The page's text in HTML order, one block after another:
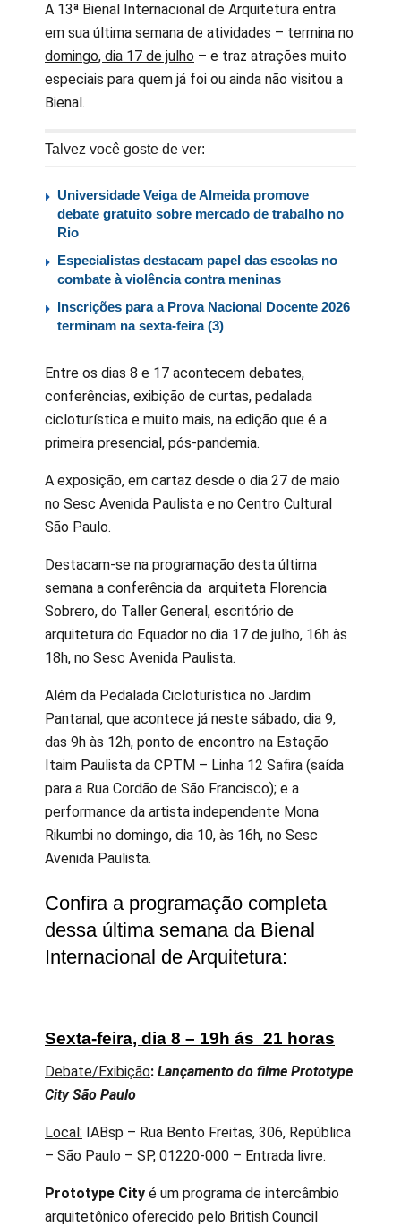
A 13ª Bienal Internacional de Arquitetura entra
em sua última semana de atividades – termina no
domingo, dia 17 de julho – e traz atrações muito
especiais para quem já foi ou ainda não visitou a
Bienal.
Talvez você goste de ver:
Universidade Veiga de Almeida promove
debate gratuito sobre mercado de trabalho no
Rio
Especialistas destacam papel das escolas no
combate à violência contra meninas
Inscrições para a Prova Nacional Docente 2026
terminam na sexta-feira (3)
Entre os dias 8 e 17 acontecem debates,
conferências, exibição de curtas, pedalada
cicloturística e muito mais, na edição que é a
primeira presencial, pós-pandemia.
A exposição, em cartaz desde o dia 27 de maio
no Sesc Avenida Paulista e no Centro Cultural
São Paulo.
Destacam-se na programação desta última
semana a conferência da arquiteta Florencia
Sobrero, do Taller General, escritório de
arquitetura do Equador no dia 17 de julho, 16h às
18h, no Sesc Avenida Paulista.
Além da Pedalada Cicloturística no Jardim
Pantanal, que acontece já neste sábado, dia 9,
das 9h às 12h, ponto de encontro na Estação
Itaim Paulista da CPTM – Linha 12 Safira (saída
para a Rua Cordão de São Francisco); e a
performance da artista independente Mona
Rikumbi no domingo, dia 10, às 16h, no Sesc
Avenida Paulista.
Confira a programação completa
dessa última semana da Bienal
Internacional de Arquitetura:
Sexta-feira, dia 8 – 19h ás 21 horas
Debate/Exibição: Lançamento do filme Prototype
City São Paulo
Local: IABsp – Rua Bento Freitas, 306, República
– São Paulo – SP, 01220-000 – Entrada livre.
Prototype City é um programa de intercâmbio
arquitetônico oferecido pelo British Council